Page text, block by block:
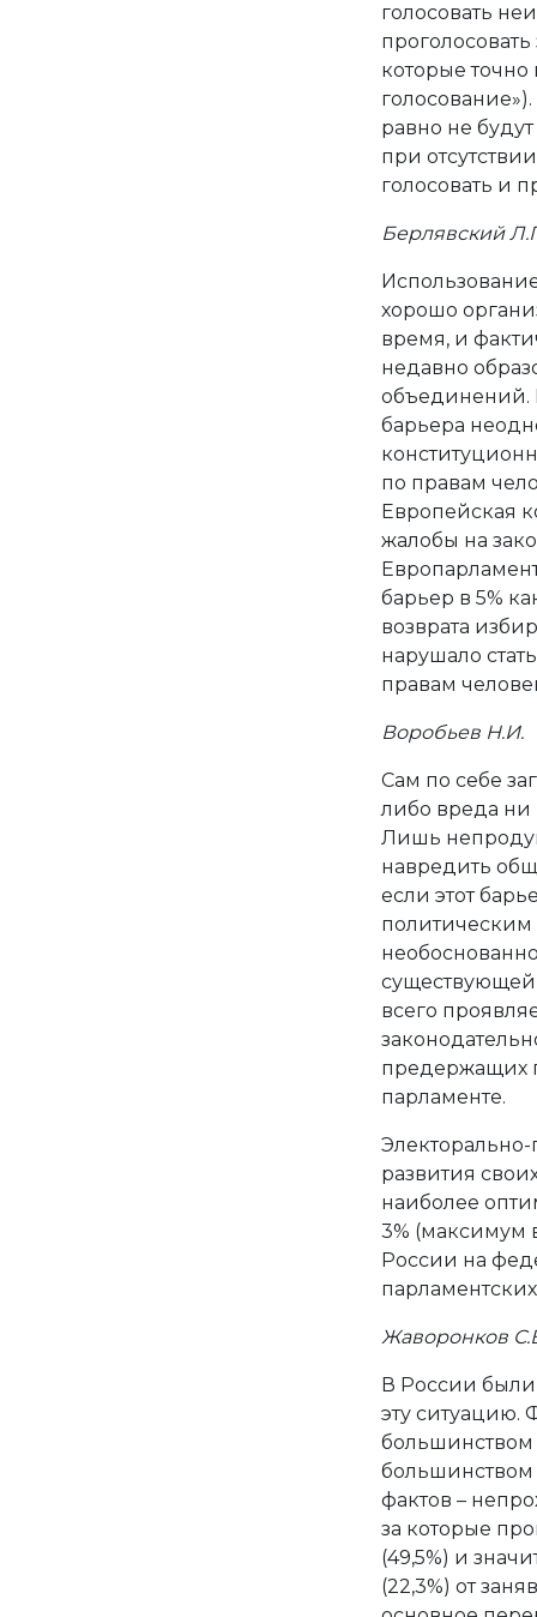
голосовать
которые
равно не
при
голосовать и
Берлявский
хорошо
время, и
недавно
объединений.
барьера
по правам
Европейская
жалобы на
барьер в 5%
возврата
нарушало
правам
Воробьев Н.И.
Сам по себе
либо вреда ни
Лишь
навредить
если этот
политическим
существующей
всего
предержащих
парламенте.
развития
наиболее
3% (максимум
России на
Жаворонков
В России были
эту
большинством
фактов –
за которые
(49,5%) и
(22,3%) от